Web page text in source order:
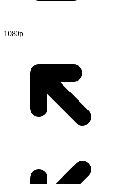
1080p